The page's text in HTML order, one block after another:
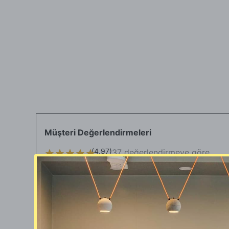
Müşteri Değerlendirmeleri
(4.97)37 değerlendirmeye göre